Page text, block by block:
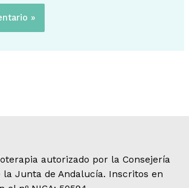
autorizado por la Consejería
la Junta de Andalucía. Inscritos en